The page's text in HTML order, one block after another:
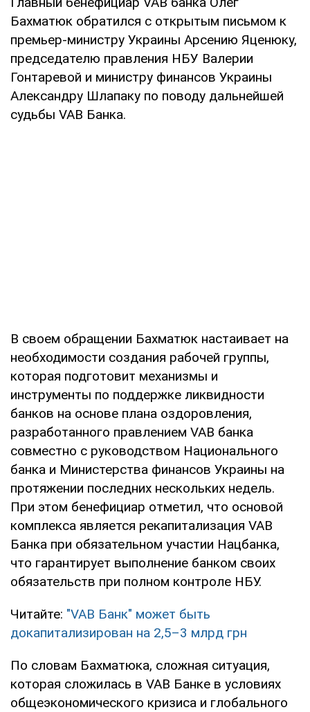
Бахматюк обратился с открытым письмом к
премьер-министру Украины Арсению Яценюку,
председателю правления НБУ Валерии
Гонтаревой и министру финансов Украины
Александру Шлапаку по поводу дальнейшей
судьбы VAB Банка.
В своем обращении Бахматюк настаивает на
необходимости создания рабочей группы,
которая подготовит механизмы и
инструменты по поддержке ликвидности
банков на основе плана оздоровления,
разработанного правлением VAB банка
совместно с руководством Национального
банка и Министерства финансов Украины на
протяжении последних нескольких недель.
При этом бенефициар отметил, что основой
комплекса является рекапитализация VAB
Банка при обязательном участии Нацбанка,
что гарантирует выполнение банком своих
обязательств при полном контроле НБУ.
Читайте: "VAB Банк" может быть
докапитализирован на 2,5–3 млрд грн
По словам Бахматюка, сложная ситуация,
которая сложилась в VAB Банке в условиях
общеэкономического кризиса и глобального